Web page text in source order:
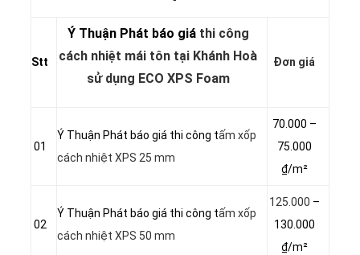
Stt
Ý Thuận Phát báo giáthi công
cách nhiệt mái tôn tại Khánh Hoà
sử dụng ECO XPS Foam
Đơn giá
01
Ý Thuận Phát báo giá thi công tấm xốp
cách nhiệt XPS 25 mm
70.000 –
75.000
₫/m²
02
Ý Thuận Phát báo giá thi công tấm xốp
cách nhiệt XPS 50 mm
125.000 –
130.000
₫/m²